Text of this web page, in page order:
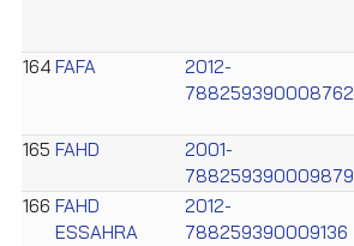
164 FAFA
2012-
788259390008762
165 FAHD
2001-
788259390009879
166 FAHD
ESSAHRA
2012-
788259390009136